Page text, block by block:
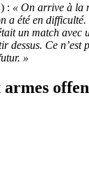
: « On arrive à la
a été en
un match
dessus. Ce
»